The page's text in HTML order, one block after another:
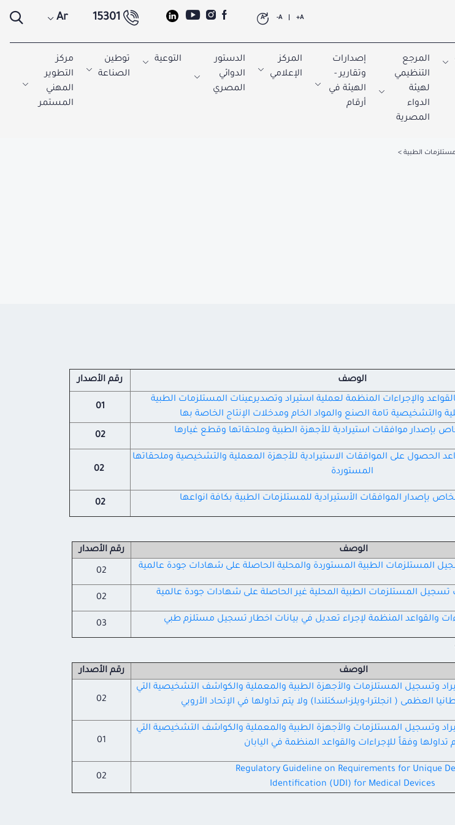
A+
A-
A
15301
Ar
المرجع
التنظيمي
لهيئة
الدواء
المصرية
إصدارات
وتقارير -
الهيئة في
أرقام
المركز
الإعلامي
الدستور
الدوائي
المصري
التوعية
توطين
الصناعة
مركز
التطوير
المهني
المستمر
الطبية
الوصف رقم الأصدار
والإجراءات المنظمة لعملية استيراد وتصديرعينات المستلزمات الطبية
والتشخيصية تامة الصنع والمواد الخام ومدخلات الإنتاج الخاصة بها
01
بإصدار موافقات استيرادية للأجهزة الطبية وملحقاتها وقطع غيارها 02
الحصول على الموافقات الاستيرادية للأجهزة المعملية والتشخيصية وملحقاتها
المستوردة
02
بإصدار الموافقات الأستيرادية للمستلزمات الطبية بكافة انواعها 02
الوصف رقم الأصدار
المستلزمات الطبية المستوردة والمحلية الحاصلة على شهادات جودة عالمية 02
تسجيل المستلزمات الطبية المحلية غير الحاصلة على شهادات جودة عالمية 02
والقواعد المنظمة لإجراء تعديل في بيانات اخطار تسجيل مستلزم طبي 03
الوصف رقم الأصدار
وتسجيل المستلزمات والأجهزة الطبية والمعملية والكواشف التشخيصية التي
العظمى ( انجلترا-ويلز-اسكتلندا) ولا يتم تداولها في الإتحاد الأروبي
02
وتسجيل المستلزمات والأجهزة الطبية والمعملية والكواشف التشخيصية التي
تداولها وفقاً للإجراءات والقواعد المنظمة في اليابان
01
Regulatory Guideline on Requirements for Unique
02